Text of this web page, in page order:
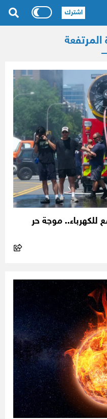
المرتفعة
للكهرباء.. موجة حر
اشترك